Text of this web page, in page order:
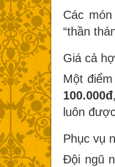
Các
“thần
Giá cả
Một
100.000đ
luôn
Phục vụ
Đội ngũ